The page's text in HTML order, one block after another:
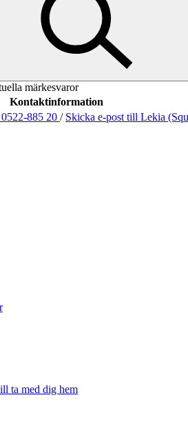
märkesvaror
Kontaktinformation
0522-885 20 / Skicka e-post till Lekia
ta med dig hem